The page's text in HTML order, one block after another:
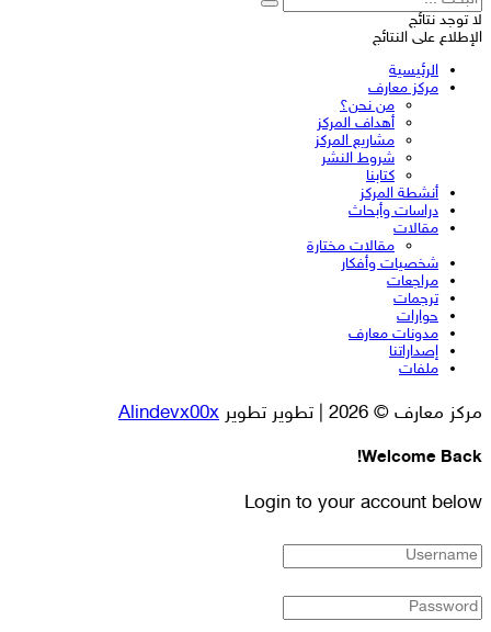
لا توجد نتائج
الإطلاع على النتائج
الرئيسية
مركز معارف
من نحن؟
أهداف المركز
مشاريع المركز
شروط النشر
كتابنا
أنشطة المركز
دراسات وأبحاث
مقالات
مقالات مختارة
شخصيات وأفكار
مراجعات
ترجمات
حوارات
مدونات معارف
إصداراتنا
ملفات
مركز معارف © 2026 | تطوير تطوير Alindevx00x
Welcome Back!
Login to your account below